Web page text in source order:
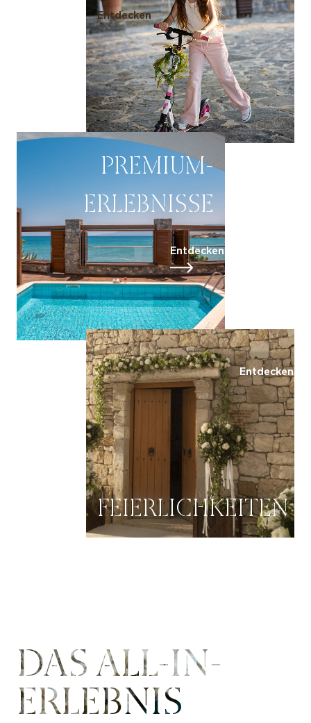
Entdecken
PREMIUM-
ERLEBNISSE
Entdecken
FEIERLICHKEITEN
Entdecken
DAS ALL-IN-
ERLEBNIS